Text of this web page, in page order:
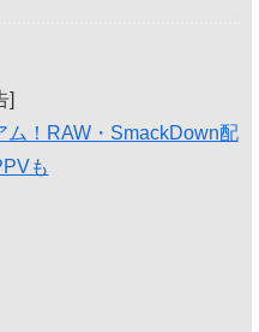
]
！RAW・SmackDown配
も